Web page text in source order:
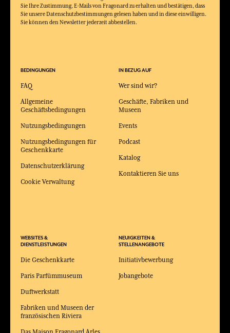
Sie Ihre Zustimmung, E-Mails von Fragonard zu erhalten und bestätigen, dass
Sie unsere Datenschutzbestimmungen gelesen haben und in diese einwilligen.
Sie können den Newsletter jederzeit abbestellen.
BEDINGUNGEN
FAQ
Allgemeine
Geschäftsbedingungen
Nutzungsbedingungen
Nutzungsbedingungen für
Geschenkkarte
Datenschutzerklärung
Cookie Verwaltung
WEBSITES &
DIENSTLEISTUNGEN
Die Geschenkkarte
Paris Parfümmuseum
Duftwerkstatt
Fabriken und Museen der
französischen Riviera
IN BEZUG AUF
Wer sind wir?
Geschäfte, Fabriken und
Museen
Events
Podcast
Katalog
Kontaktieren Sie uns
NEUIGKEITEN &
STELLENANGEBOTE
Initiativbewerbung
Jobangebote